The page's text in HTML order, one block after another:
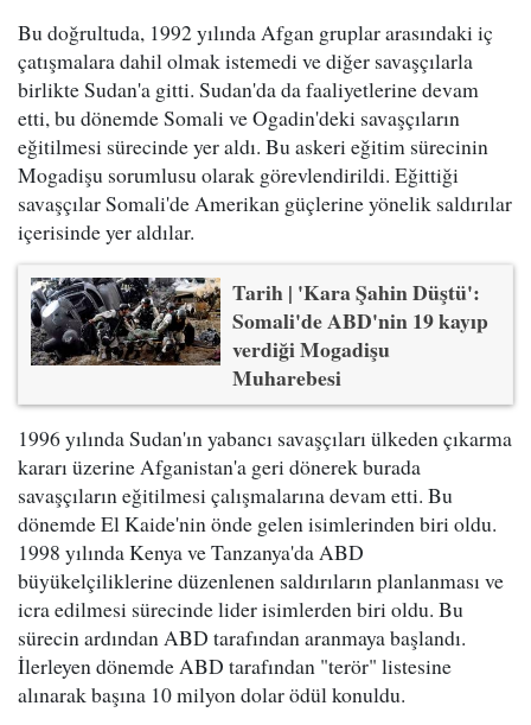
Bu doğrultuda, 1992 yılında Afgan gruplar arasındaki iç
çatışmalara dahil olmak istemedi ve diğer savaşçılarla
birlikte Sudan'a gitti. Sudan'da da faaliyetlerine devam
etti, bu dönemde Somali ve Ogadin'deki savaşçıların
eğitilmesi sürecinde yer aldı. Bu askeri eğitim sürecinin
Mogadişu sorumlusu olarak görevlendirildi. Eğittiği
savaşçılar Somali'de Amerikan güçlerine yönelik saldırılar
içerisinde yer aldılar.
Tarih | 'Kara Şahin Düştü':
Somali'de ABD'nin 19 kayıp
verdiği Mogadişu
Muharebesi
1996 yılında Sudan'ın yabancı savaşçıları ülkeden çıkarma
kararı üzerine Afganistan'a geri dönerek burada
savaşçıların eğitilmesi çalışmalarına devam etti. Bu
dönemde El Kaide'nin önde gelen isimlerinden biri oldu.
1998 yılında Kenya ve Tanzanya'da ABD
büyükelçiliklerine düzenlenen saldırıların planlanması ve
icra edilmesi sürecinde lider isimlerden biri oldu. Bu
sürecin ardından ABD tarafından aranmaya başlandı.
İlerleyen dönemde ABD tarafından "terör" listesine
alınarak başına 10 milyon dolar ödül konuldu.